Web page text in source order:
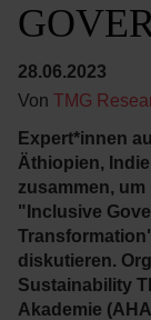
28.06.2023
Von TMG
Expert*innen
Äthiopien,
zusammen, um
"Inclusive
diskutieren.
Sustainability
Akademie